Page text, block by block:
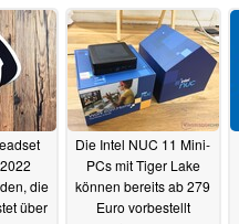
die
über
Die Intel NUC 11 Mini-
PCs mit Tiger Lake
können bereits ab 279
Euro vorbestellt